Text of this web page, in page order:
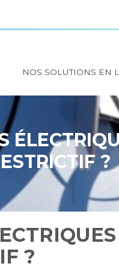
NOS SOLUTIONS EN
?
?